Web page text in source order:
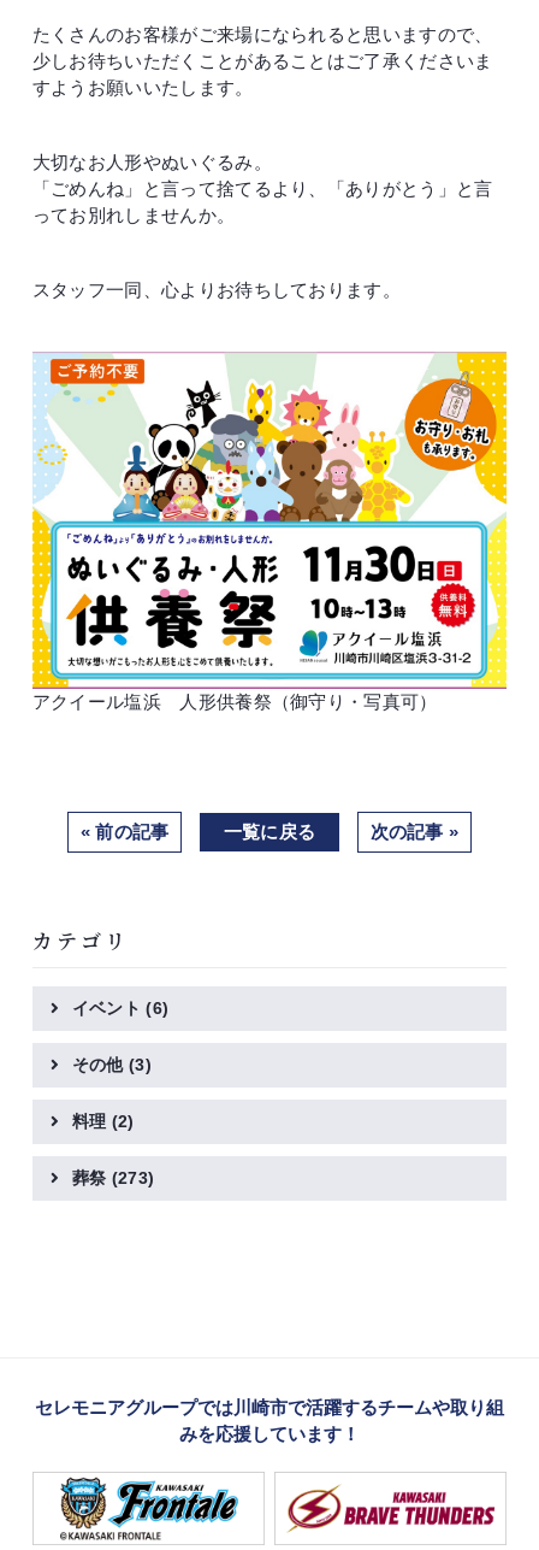
たくさんのお客様がご来場になられると思いますので、
少しお待ちいただくことがあることはご了承くださいま
すようお願いいたします。
大切なお人形やぬいぐるみ。
「ごめんね」と言って捨てるより、「ありがとう」と言
ってお別れしませんか。
スタッフ一同、心よりお待ちしております。
アクイール塩浜 人形供養祭（御守り・写真可）
« 前の記事 一覧に戻る 次の記事 »
カテゴリ
イベント(6)
その他(3)
料理 (2)
葬祭 (273)
セレモニアグループでは川崎市で活躍するチームや取り組
みを応援しています！